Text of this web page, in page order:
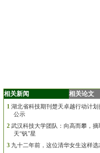
相关新闻 相关论文
1 湖北省科技期刊楚天卓越行动计划
公示
2 武汉科技大学团队：向高而攀，摘
天“钒”星
3 九十二年前，这位清华女生这样选